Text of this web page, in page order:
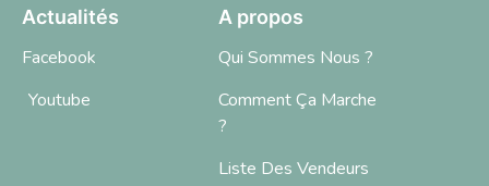
Actualités
Facebook
Youtube
A propos
Qui Sommes Nous ?
Comment Ça Marche
?
Liste Des Vendeurs